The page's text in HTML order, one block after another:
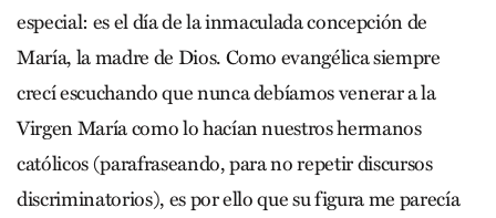
especial: es el día de la inmaculada concepción de
María, la madre de Dios. Como evangélica siempre
crecí escuchando que nunca debíamos venerar a la
Virgen María como lo hacían nuestros hermanos
católicos (parafraseando, para no repetir discursos
discriminatorios), es por ello que su figura me parecía